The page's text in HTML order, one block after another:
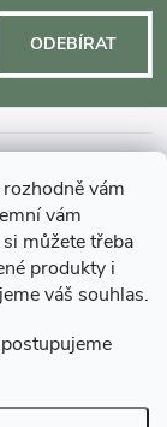
vám
vám
můžete třeba
produkty i
váš souhlas.
ODEBÍRAT
zahrad a interiérů